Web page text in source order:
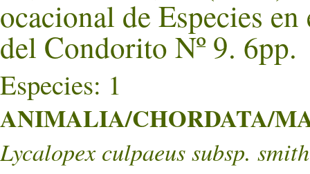
ocacional de Especies
del Condorito Nº 9. 6pp.
Especies: 1
ANIMALIA/CHORDATA/
Lycalopex culpaeus subsp.